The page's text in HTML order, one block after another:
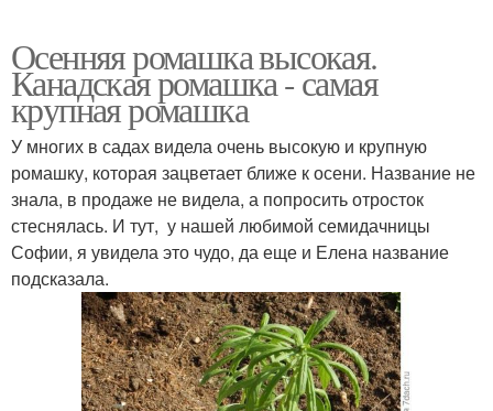
Осенняя ромашка высокая.
Канадская ромашка - самая
крупная ромашка
У многих в садах видела очень высокую и крупную
ромашку, которая зацветает ближе к осени. Название не
знала, в продаже не видела, а попросить отросток
стеснялась. И тут, у нашей любимой семидачницы
Софии, я увидела это чудо, да еще и Елена название
подсказала.